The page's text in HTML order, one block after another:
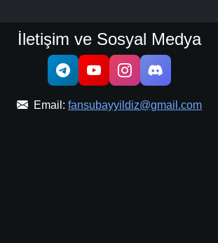
İletişim ve Sosyal Medya
Email: fansubayyildiz@gmail.com